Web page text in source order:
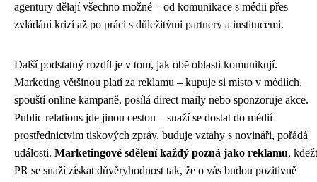
agentury dělají všechno možné – od komunikace s médii přes
zvládání krizí až po práci s důležitými partnery a institucemi.
Další podstatný rozdíl je v tom, jak obě oblasti komunikují.
Marketing většinou platí za reklamu – kupuje si místo v médiích,
spouští online kampaně, posílá direct maily nebo sponzoruje akce.
Public relations jde jinou cestou – snaží se dostat do médií
prostřednictvím tiskových zpráv, buduje vztahy s novináři, pořádá
události. Marketingové sdělení každý pozná jako reklamu,
PR se snaží získat důvěryhodnost tak, že o vás budou pozitivně